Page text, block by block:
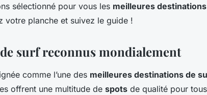
sélectionné pour vous les meilleures
votre planche et suivez le guide !
surf reconnus mondialement
comme l’une des meilleures destinations de
offrent une multitude de spots de qualité pour